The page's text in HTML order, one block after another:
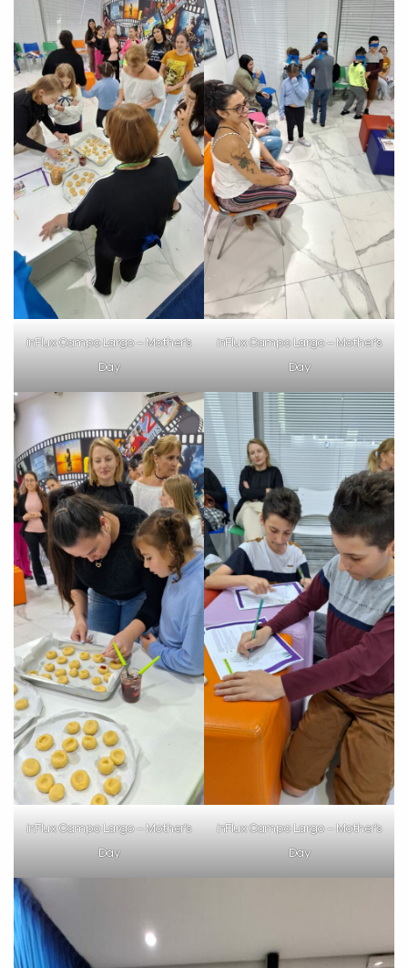
inFlux Campo Largo – Mother’s
Day
inFlux Campo Largo – Mother’s
Day
inFlux Campo Largo – Mother’s
Day
inFlux Campo Largo – Mother’s
Day